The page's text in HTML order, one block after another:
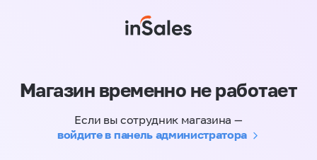
Магазин временно не работает
Если вы сотрудник магазина —
войдите в панель администратора